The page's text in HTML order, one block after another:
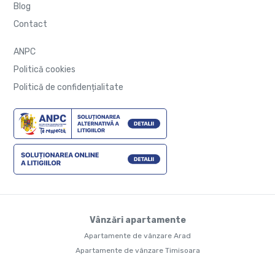
Blog
Contact
ANPC
Politică cookies
Politică de confidențialitate
Vânzări apartamente
Apartamente de vânzare Arad
Apartamente de vânzare Timisoara